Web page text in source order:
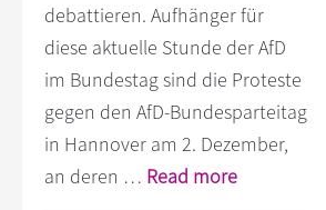
debattieren. Aufhänger für
diese aktuelle Stunde der AfD
im Bundestag sind die Proteste
gegen den AfD-Bundesparteitag
in Hannover am 2. Dezember,
an deren … Read moreInfos